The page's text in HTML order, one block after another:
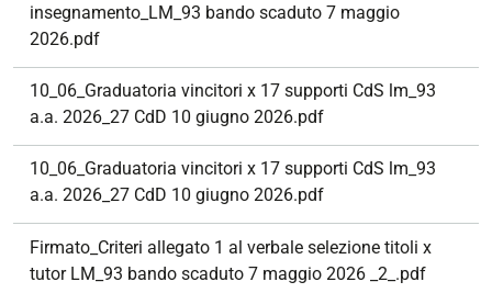
insegnamento_LM_93 bando scaduto 7 maggio
2026.pdf
10_06_Graduatoria vincitori x 17 supporti CdS lm_93
a.a. 2026_27 CdD 10 giugno 2026.pdf
10_06_Graduatoria vincitori x 17 supporti CdS lm_93
a.a. 2026_27 CdD 10 giugno 2026.pdf
Firmato_Criteri allegato 1 al verbale selezione titoli x
tutor LM_93 bando scaduto 7 maggio 2026 _2_.pdf